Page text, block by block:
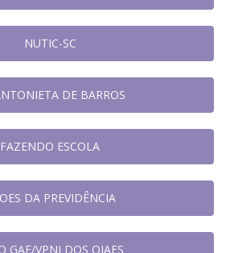
NUTIC-SC
DE BARROS
FAZENDO ESCOLA
DA PREVIDÊNCIA
GAE/VPNI DOS OJAFS